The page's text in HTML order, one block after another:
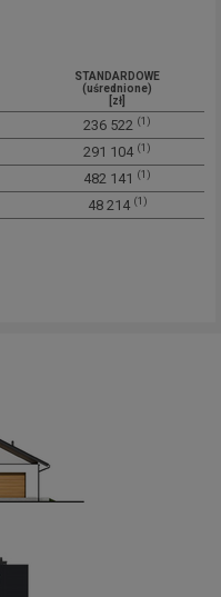
STANDARDOWE
(uśrednione)
[zł]
236 522 (1)
291 104 (1)
482 141 (1)
48 214 (1)